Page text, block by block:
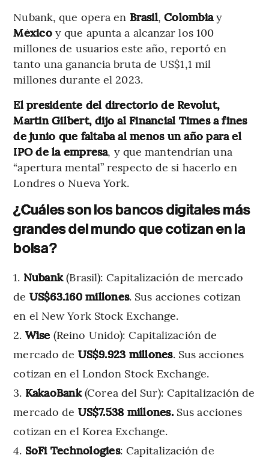
Nubank, que opera en Brasil,Colombiay
Méxicoy que apunta a alcanzar los 100
millones de usuarios este año, reportó en
tanto una ganancia bruta de US$1,1 mil
millones durante el 2023.
El presidente del directorio de Revolut,
Martin Gilbert, dijo al Financial Times a fines
de junio que faltaba al menos un año para el
IPO de la empresa, y que mantendrían una
“apertura mental” respecto de si hacerlo en
Londres o Nueva York.
¿Cuáles son los bancos digitales más
grandes del mundo que cotizan en la
bolsa?
Nubank(Brasil): Capitalización de mercado
de US$63.160 millones. Sus acciones cotizan
en el New York Stock Exchange.
Wise (Reino Unido): Capitalización de
mercado de US$9.923 millones. Sus acciones
cotizan en el London Stock Exchange.
KakaoBank(Corea del Sur): Capitalización de
mercado de US$7.538 millones. Sus acciones
cotizan en el Korea Exchange.
SoFi Technologies: Capitalización de